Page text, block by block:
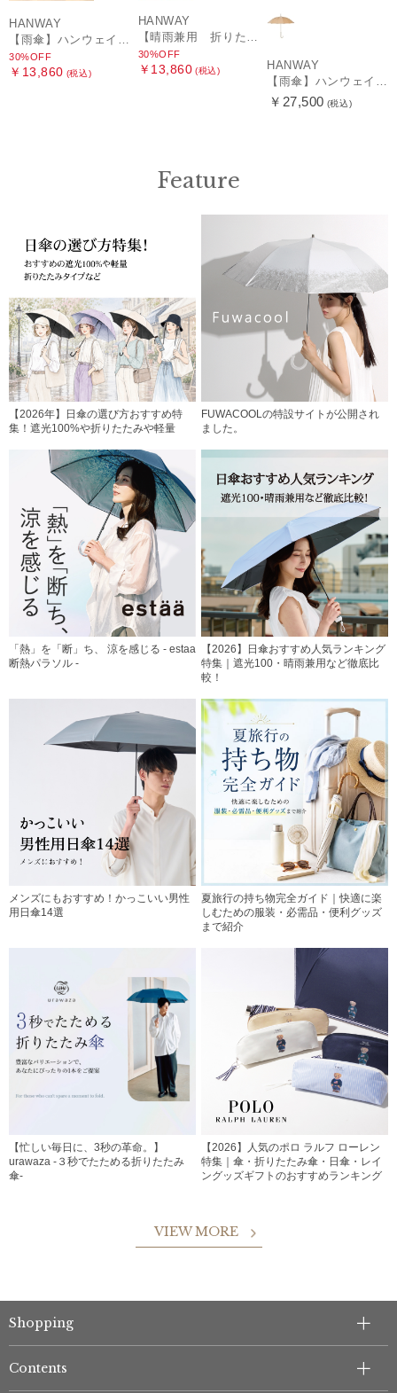
HANWAY
30%OFF
￥13,860 (税込)
HANWAY
30%OFF
￥13,860 (税込)
HANWAY
￥27,500 (税込)
Feature
【2026年】日傘の選び方おすすめ特
集！遮光100%や折りたたみや軽量
FUWACOOLの特設サイトが公開され
ました。
「熱」を「断」ち、 涼を感じる - estaa
断熱パラソル -
【2026】日傘おすすめ人気ランキング
特集｜遮光100・晴雨兼用など徹底比
較！
メンズにもおすすめ！かっこいい男性
用日傘14選
夏旅行の持ち物完全ガイド｜快適に楽
しむための服装・必需品・便利グッズ
まで紹介
【忙しい毎日に、3秒の革命。】
urawaza -３秒でたためる折りたたみ
傘-
【2026】人気のポロ ラルフ ローレン
特集｜傘・折りたたみ傘・日傘・レイ
ングッズギフトのおすすめランキング
VIEW MORE
Shopping
Contents